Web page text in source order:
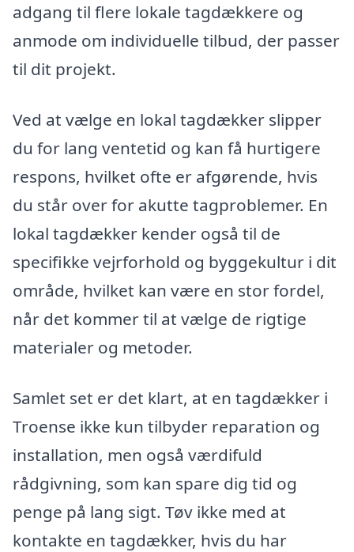
adgang til flere lokale tagdækkere og
anmode om individuelle tilbud, der passer
til dit projekt.
Ved at vælge en lokal tagdækker slipper
du for lang ventetid og kan få hurtigere
respons, hvilket ofte er afgørende, hvis
du står over for akutte tagproblemer. En
lokal tagdækker kender også til de
specifikke vejrforhold og byggekultur i dit
område, hvilket kan være en stor fordel,
når det kommer til at vælge de rigtige
materialer og metoder.
Samlet set er det klart, at en tagdækker i
Troense ikke kun tilbyder reparation og
installation, men også værdifuld
rådgivning, som kan spare dig tid og
penge på lang sigt. Tøv ikke med at
kontakte en tagdækker, hvis du har